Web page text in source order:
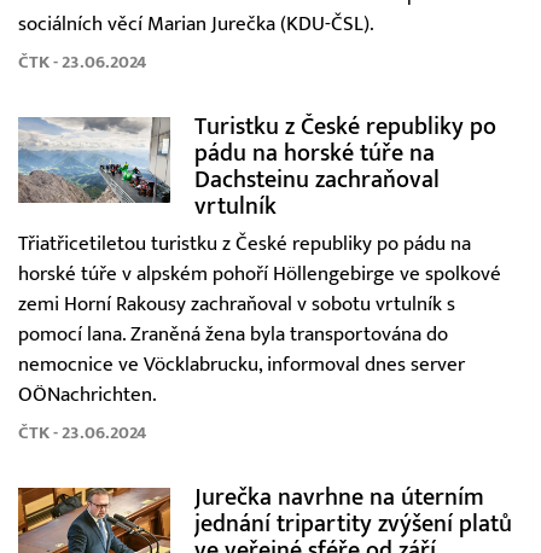
sociálních věcí Marian Jurečka (KDU-ČSL).
ČTK - 23.06.2024
Turistku z České republiky po
pádu na horské túře na
Dachsteinu zachraňoval
vrtulník
Třiatřicetiletou turistku z České republiky po pádu na
horské túře v alpském pohoří Höllengebirge ve spolkové
zemi Horní Rakousy zachraňoval v sobotu vrtulník s
pomocí lana. Zraněná žena byla transportována do
nemocnice ve Vöcklabrucku, informoval dnes server
OÖNachrichten.
ČTK - 23.06.2024
Jurečka navrhne na úterním
jednání tripartity zvýšení platů